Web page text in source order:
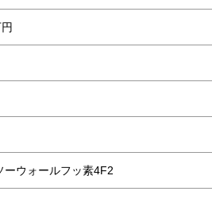
ーウォールフッ素4F2